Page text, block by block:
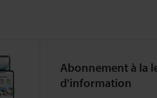
Abonnement à la
d'information